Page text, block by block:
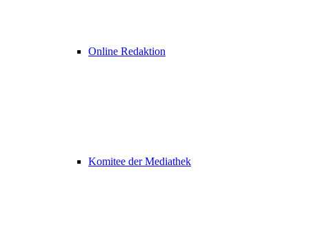
Online Redaktion
Komitee der Mediathek